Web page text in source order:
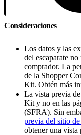
Consideraciones
Los datos y las
del escaparate
comprador. La
de la Shopper
Kit. Obtén más
La vista previa
Kit y no en las
(SFRA). Sin
previa del sitio
obtener una vista